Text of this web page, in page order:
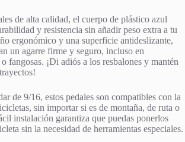
de alta calidad, el cuerpo de plástico azul
y resistencia sin añadir peso extra a tu
ergonómico y una superficie antideslizante,
un agarre firme y seguro, incluso en
fangosas. ¡Di adiós a los resbalones y mantén
de 9/16, estos pedales son compatibles con la
sin importar si es de montaña, de ruta o
instalación garantiza que puedas ponerlos
sin la necesidad de herramientas especiales.